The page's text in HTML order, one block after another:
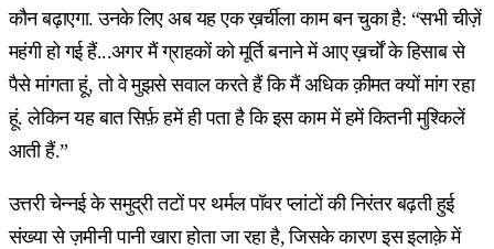
कौन बढ़ाएगा. उनके लिए अब यह एक ख़र्चीला काम बन चुका है: “सभी चीज़ें
महंगी हो गई हैं...अगर मैं ग्राहकों को मूर्ति बनाने में आए ख़र्चों के हिसाब से
पैसे मांगता हूं, तो वे मुझसे सवाल करते हैं कि मैं अधिक क़ीमत क्यों मांग रहा
हूं. लेकिन यह बात सिर्फ़ हमें ही पता है कि इस काम में हमें कितनी मुश्किलें
आती हैं.”
उत्तरी चेन्नई के समुद्री तटों पर थर्मल पॉवर प्लांटों की निरंतर बढ़ती हुई
संख्या से ज़मीनी पानी खारा होता जा रहा है, जिसके कारण इस इलाक़े में